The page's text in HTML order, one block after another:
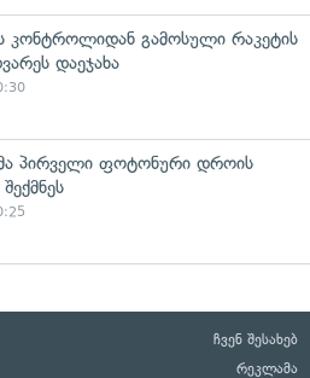
კონტროლიდან გამოსული რაკეტის
დაეჯახა
პირველი ფოტონური დროის
ჩვენ შესახებ
რეკლამა